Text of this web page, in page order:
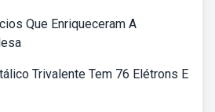
Que Enriqueceram A
Trivalente Tem 76 Elétrons E